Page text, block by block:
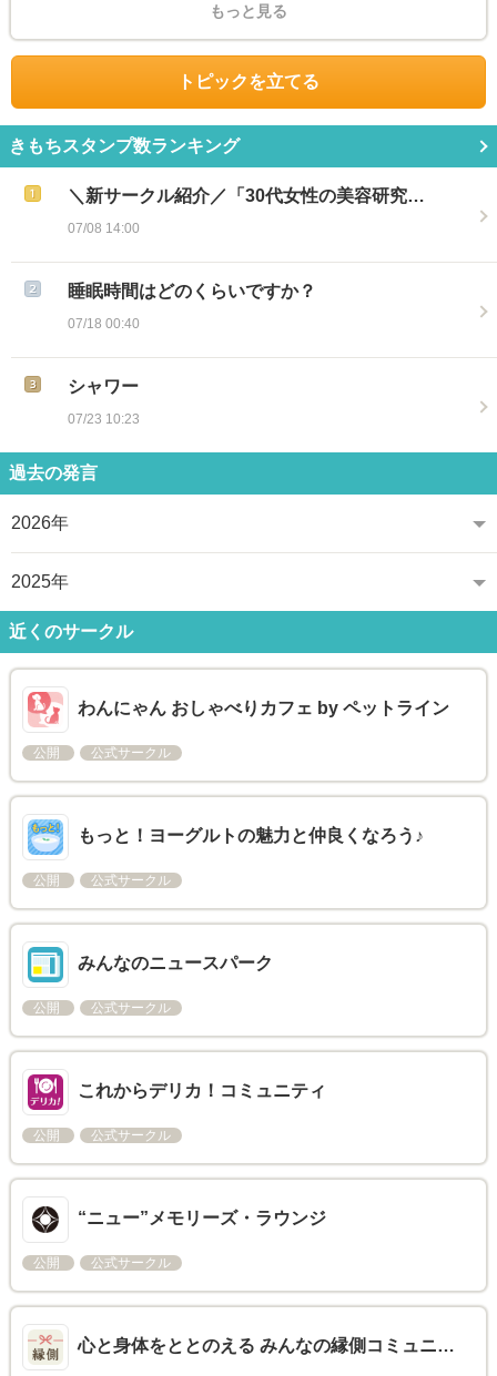
もっと見る
トピックを立てる
きもちスタンプ数ランキング
＼新サークル紹介／「30代女性の美容研究…
07/08 14:00
睡眠時間はどのくらいですか？
07/18 00:40
シャワー
07/23 10:23
過去の発言
2026年
2025年
近くのサークル
わんにゃん おしゃべりカフェ by ペットライン
公開 公式サークル
もっと！ヨーグルトの魅力と仲良くなろう♪
公開 公式サークル
みんなのニュースパーク
公開 公式サークル
これからデリカ！コミュニティ
公開 公式サークル
“ニュー”メモリーズ・ラウンジ
公開 公式サークル
心と身体をととのえる みんなの縁側コミュニ…